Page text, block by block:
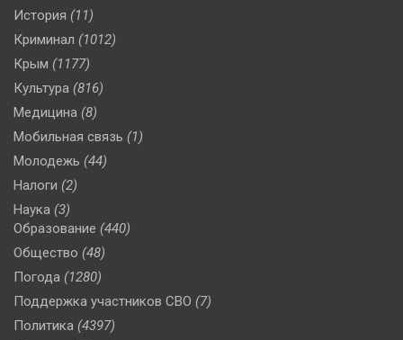
История (11)
Криминал (1012)
Крым (1177)
Культура (816)
Медицина (8)
Мобильная связь (1)
Молодежь (44)
Налоги (2)
Наука (3)
Образование (440)
Общество (48)
Погода (1280)
Поддержка участников СВО (7)
Политика (4397)